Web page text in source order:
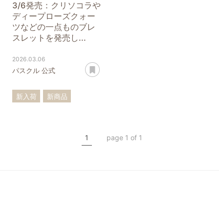
3/6発売：クリソコラや
ディープローズクォー
ツなどの一点ものブレ
スレットを発売し...
2026.03.06
パスクル 公式
新入荷
新商品
1 page 1 of 1